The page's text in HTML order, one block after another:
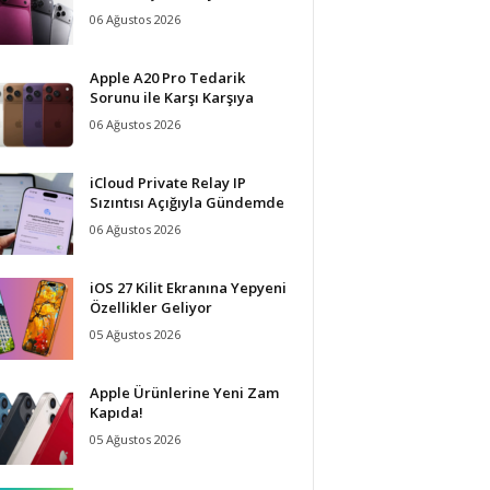
06 Ağustos 2026
Apple A20 Pro Tedarik
Sorunu ile Karşı Karşıya
06 Ağustos 2026
iCloud Private Relay IP
Sızıntısı Açığıyla Gündemde
06 Ağustos 2026
iOS 27 Kilit Ekranına Yepyeni
Özellikler Geliyor
05 Ağustos 2026
Apple Ürünlerine Yeni Zam
Kapıda!
05 Ağustos 2026